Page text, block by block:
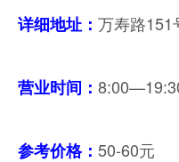
详细地址： 万寿路151
营业时间：
参考价格： 50-60元